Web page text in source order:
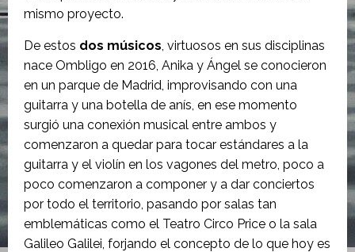
mismo proyecto.
De estos dos músicos, virtuosos en sus disciplinas
nace Ombligo en 2016, Anika y Ángel se conocieron
en un parque de Madrid, improvisando con una
guitarra y una botella de anís, en ese momento
surgió una conexión musical entre ambos y
comenzaron a quedar para tocar estándares a la
guitarra y el violín en los vagones del metro, poco a
poco comenzaron a componer y a dar conciertos
por todo el territorio, pasando por salas tan
emblemáticas como el Teatro Circo Price o la sala
Galileo Galilei, forjando el concepto de lo que hoy es